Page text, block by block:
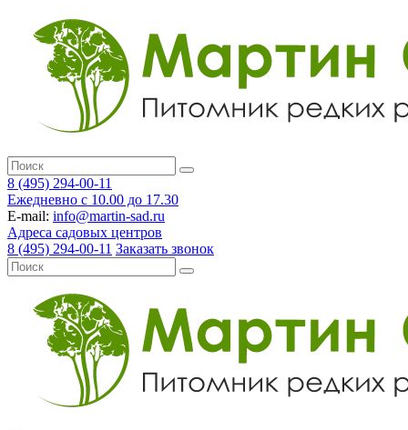
8 (495) 294-00-11
Ежедневно с 10.00 до 17.30
E-mail: info@martin-sad.ru
Адреса садовых центров
8 (495) 294-00-11 Заказать звонок